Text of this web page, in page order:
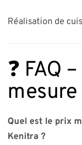
Réalisation de
❓ FAQ
Quel est le prix
Kenitra ?